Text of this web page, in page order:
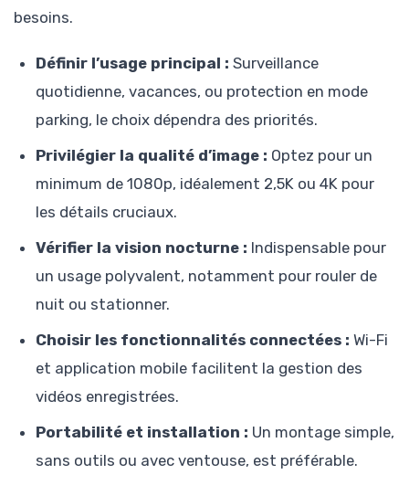
besoins.
Définir l’usage principal : Surveillance
quotidienne, vacances, ou protection en mode
parking, le choix dépendra des priorités.
Privilégier la qualité d’image : Optez pour un
minimum de 1080p, idéalement 2,5K ou 4K pour
les détails cruciaux.
Vérifier la vision nocturne : Indispensable pour
un usage polyvalent, notamment pour rouler de
nuit ou stationner.
Choisir les fonctionnalités connectées : Wi-Fi
et application mobile facilitent la gestion des
vidéos enregistrées.
Portabilité et installation : Un montage simple,
sans outils ou avec ventouse, est préférable.